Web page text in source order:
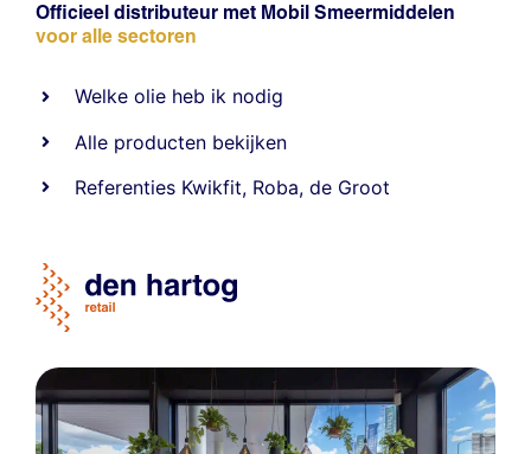
Officieel distributeur met Mobil Smeermiddelen
voor alle sectoren
Welke olie heb ik nodig
Alle producten bekijken
Referenties Kwikfit, Roba,de Groot